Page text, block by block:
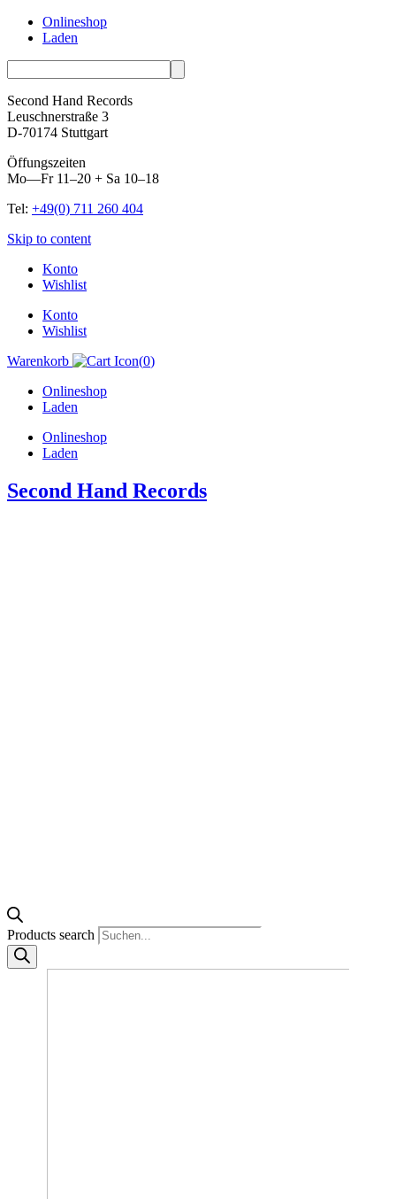
Onlineshop
Laden
Second Hand Records
Leuschnerstraße 3
D-70174 Stuttgart
Öffungszeiten
Mo—Fr 11–20 + Sa 10–18
Tel: +49(0) 711 260 404
Skip to content
Konto
Wishlist
Konto
Wishlist
Warenkorb
(0)
Onlineshop
Laden
Onlineshop
Laden
Second Hand Records
Products search